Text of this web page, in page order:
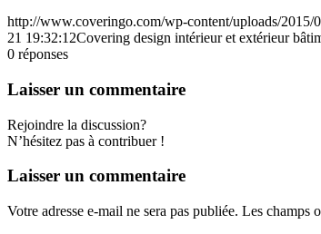
http://www.coveringo.com/wp-content/uploads/2015/
21 19:32:12Covering design intérieur et extérieur
0 réponses
Laisser un commentaire
Rejoindre la discussion?
N’hésitez pas à contribuer !
Laisser un commentaire
Votre adresse e-mail ne sera pas publiée. Les champs